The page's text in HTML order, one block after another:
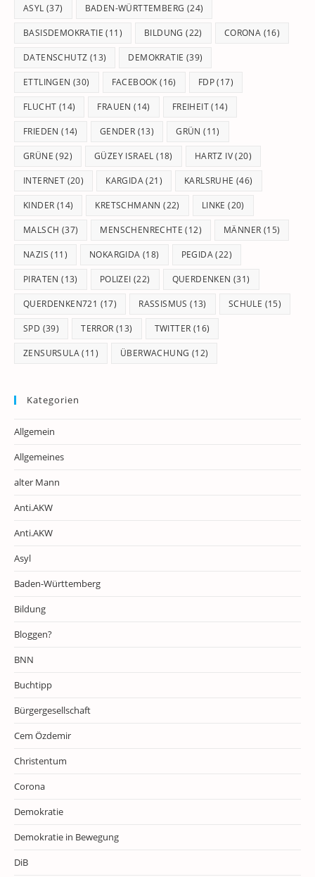
ASYL (37) BADEN-WÜRTTEMBERG (24)
BASISDEMOKRATIE (11) BILDUNG (22) CORONA (16)
DATENSCHUTZ (13) DEMOKRATIE (39)
ETTLINGEN (30) FACEBOOK (16) FDP(17)
FLUCHT (14) FRAUEN (14) FREIHEIT(14)
FRIEDEN (14) GENDER (13) GRÜN (11)
GRÜNE (92) GÜZEY ISRAEL (18) HARTZ IV(20)
INTERNET (20) KARGIDA(21) KARLSRUHE (46)
KINDER (14) KRETSCHMANN (22) LINKE (20)
MALSCH (37) MENSCHENRECHTE (12) MÄNNER (15)
NAZIS (11) NOKARGIDA (18) PEGIDA(22)
PIRATEN (13) POLIZEI (22) QUERDENKEN (31)
QUERDENKEN721 (17) RASSISMUS (13) SCHULE (15)
SPD (39) TERROR (13) TWITTER (16)
ZENSURSULA(11) ÜBERWACHUNG (12)
Kategorien
Allgemein
Allgemeines
alter Mann
Anti.AKW
Anti.AKW
Asyl
Baden-Württemberg
Bildung
Bloggen?
BNN
Buchtipp
Bürgergesellschaft
Cem Özdemir
Christentum
Corona
Demokratie
Demokratie in Bewegung
DiB